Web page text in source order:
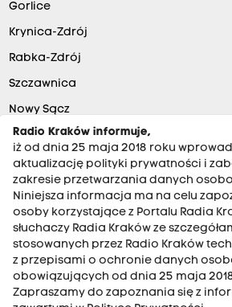
Gorlice
Krynica-Zdrój
Rabka-Zdrój
Szczawnica
Nowy Sącz
RADIO KRAKÓW SA. Aleja Juliusza
Kraków
Radio Kraków informuje,
iż od dnia 25 maja 2018 roku
aktualizację polityki prywatności i
zakresie przetwarzania danych
Niniejsza informacja ma na celu
osoby korzystające z Portalu Radia
słuchaczy Radia Kraków ze
stosowanych przez Radio Kraków
z przepisami o ochronie danych
obowiązujących od dnia 25 maja
Zapraszamy do zapoznania się z